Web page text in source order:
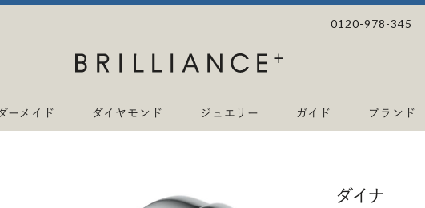
0120-978-345
ーメイド ダイヤモンド ジュエリー ガイド ブランド
ダイナ